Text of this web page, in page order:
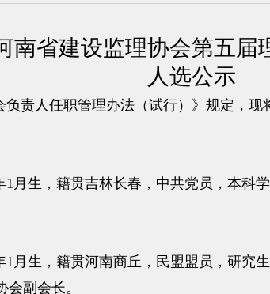
南省建设监理协会第五届
人选公示
责人任职管理办法（试行）》规定，现
月生，籍贯吉林长春，中共党员，本科
月生，籍贯河南商丘，民盟盟员，研究
副会长。